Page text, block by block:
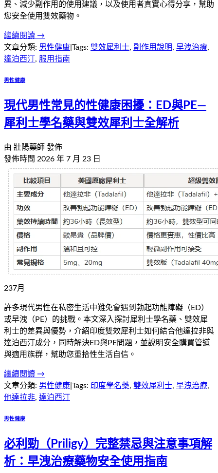
異、減少副作用的使用建議，以及使用者真實心得分享，幫助
您安全使用雙效藥物。
繼續閱讀 →
文章分類: 男性健康 Tags: 雙效犀利士, 副作用說明, 早洩治療,
達泊西汀 , 服用指南
男性健康
現代男性常見的性健康困擾：ED與PE—
犀利士學名藥與雙效犀利士全解析
由 壯陽藥師 發佈
發佈時間 2026 年 7 月 23 日
237月
許多現代男性在私密生活中難免會遇到勃起功能障礙（ED）
或早洩（PE）的挑戰。本文深入探討犀利士學名藥、雙效犀
利士的差異與優勢，介紹印度雙效犀利士如何結合他達拉非與
達泊西汀成分，同時解決ED與PE問題，並說明安全購買管道
與適用族群，幫助您重拾性生活自信。
繼續閱讀 →
文章分類: 男性健康 Tags: 印度學名藥, 雙效犀利士, 早洩治療,
他達拉非, 達泊西汀
男性健康
必利勁（Priligy）完整禁忌與注意事項解
析：早洩治療藥物安全使用指南